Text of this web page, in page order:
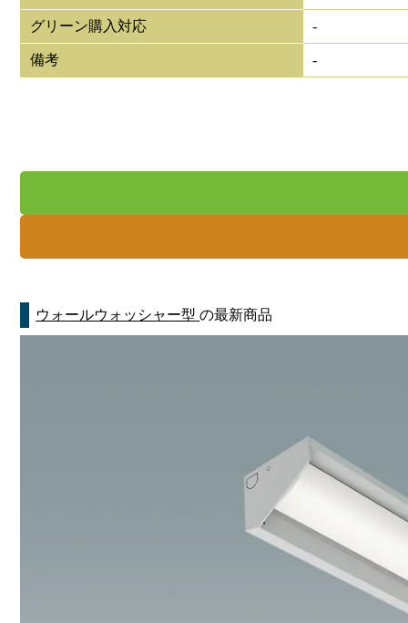
グリーン購入対応 -
備考 -
ウォールウォッシャー型の最新商品